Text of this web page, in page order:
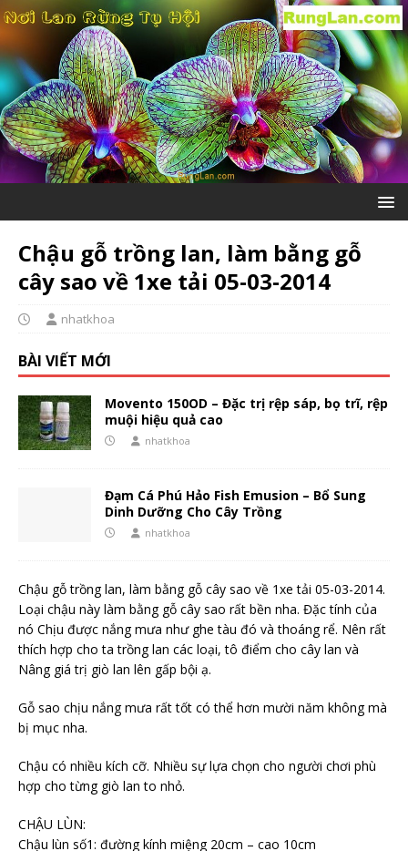
Chậu gỗ trồng lan, làm bằng gỗ
cây sao về 1xe tải 05-03-2014
nhatkhoa
BÀI VIẾT MỚI
Movento 150OD – Đặc trị rệp sáp, bọ trĩ, rệp
muội hiệu quả cao
nhatkhoa
Đạm Cá Phú Hảo Fish Emusion – Bổ Sung
Dinh Dưỡng Cho Cây Trồng
nhatkhoa
Chậu gỗ trồng lan, làm bằng gỗ cây sao về 1xe tải 05-03-2014.
Loại chậu này làm bằng gỗ cây sao rất bền nha. Đặc tính của
nó Chịu được nắng mưa như ghe tàu đó và thoáng rể. Nên rất
thích hợp cho ta trồng lan các loại, tô điểm cho cây lan và
Nâng giá trị giò lan lên gấp bội ạ.
Gỗ sao chịu nắng mưa rất tốt có thể hơn mười năm không mà
bị mục nha.
Chậu có nhiều kích cỡ. Nhiều sự lựa chọn cho người chơi phù
hợp cho từng giò lan to nhỏ.
CHẬU LÙN:
Chậu lùn số1: đường kính miệng 20cm – cao 10cm